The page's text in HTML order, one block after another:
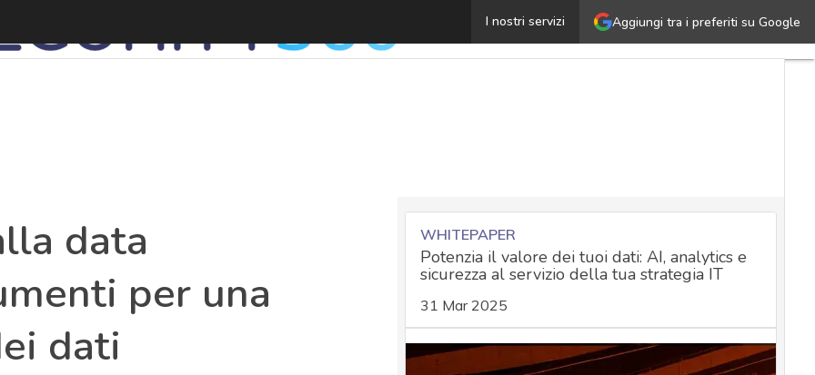
Aggiungi tra i preferiti su Google
I nostri servizi
Dalla data quality alla data governance: gli strumenti
data
per una
dati
WHITEPAPER
Potenzia il valore dei tuoi dati: AI, analytics e
sicurezza al servizio della tua strategia IT
31 Mar 2025